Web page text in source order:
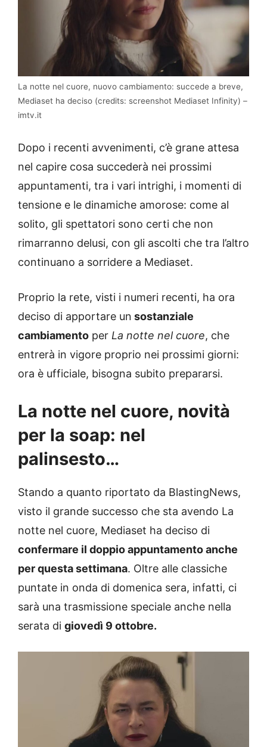
La notte nel cuore, nuovo cambiamento: succede a breve,
Mediaset ha deciso (credits: screenshot Mediaset Infinity) –
imtv.it
Dopo i recenti avvenimenti, c’è grane attesa
nel capire cosa succederà nei prossimi
appuntamenti, tra i vari intrighi, i momenti di
tensione e le dinamiche amorose: come al
solito, gli spettatori sono certi che non
rimarranno delusi, con gli ascolti che tra l’altro
continuano a sorridere a Mediaset.
Proprio la rete, visti i numeri recenti, ha ora
deciso di apportare un sostanziale
cambiamento per La notte nel cuore, che
entrerà in vigore proprio nei prossimi giorni:
ora è ufficiale, bisogna subito prepararsi.
La notte nel cuore, novità
per la soap: nel
palinsesto…
Stando a quanto riportato da BlastingNews,
visto il grande successo che sta avendo La
notte nel cuore, Mediaset ha deciso di
confermare il doppio appuntamento anche
per questa settimana. Oltre alle classiche
puntate in onda di domenica sera, infatti, ci
sarà una trasmissione speciale anche nella
serata di giovedì 9 ottobre.